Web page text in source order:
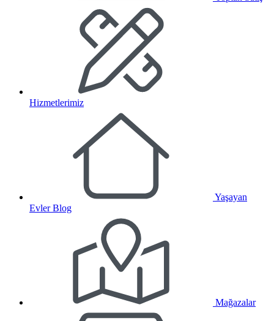
Hizmetlerimiz
Yaşayan
Evler Blog
Mağazalar